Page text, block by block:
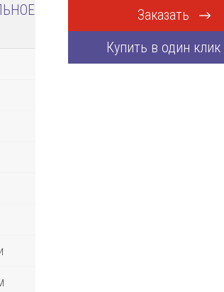
Заказать
Купить в один клик